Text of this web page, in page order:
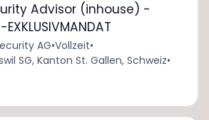
Advisor (inhouse) -
EXKLUSIVMANDAT
AG•Vollzeit•
SG, Kanton St. Gallen, Schweiz•